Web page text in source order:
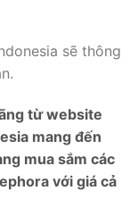
sẽ thông
từ website
mang đến
mua sắm các
với giá cả